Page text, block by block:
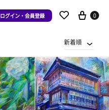
ログイン・会員登録 0
新着順